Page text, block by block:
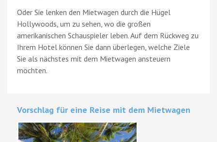
Oder Sie lenken den Mietwagen durch die Hügel
Hollywoods, um zu sehen, wo die großen
amerikanischen Schauspieler leben. Auf dem Rückweg zu
Ihrem Hotel können Sie dann überlegen, welche Ziele
Sie als nächstes mit dem Mietwagen ansteuern
möchten.
Vorschlag für eine Reise mit dem Mietwagen